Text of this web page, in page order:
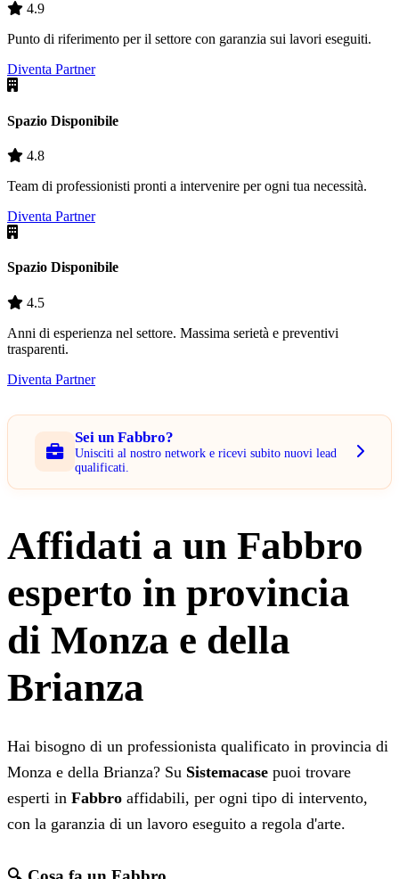
4.9
Punto di riferimento per il settore con garanzia sui lavori eseguiti.
Diventa Partner
Spazio Disponibile
4.8
Team di professionisti pronti a intervenire per ogni tua necessità.
Diventa Partner
Spazio Disponibile
4.5
Anni di esperienza nel settore. Massima serietà e preventivi
trasparenti.
Diventa Partner
Sei un Fabbro?
Unisciti al nostro network e ricevi subito nuovi lead
qualificati.
Affidati a un Fabbro
esperto in provincia
di Monza e della
Brianza
Hai bisogno di un professionista qualificato in provincia di
Monza e della Brianza? Su Sistemacase puoi trovare
esperti in Fabbro affidabili, per ogni tipo di intervento,
con la garanzia di un lavoro eseguito a regola d'arte.